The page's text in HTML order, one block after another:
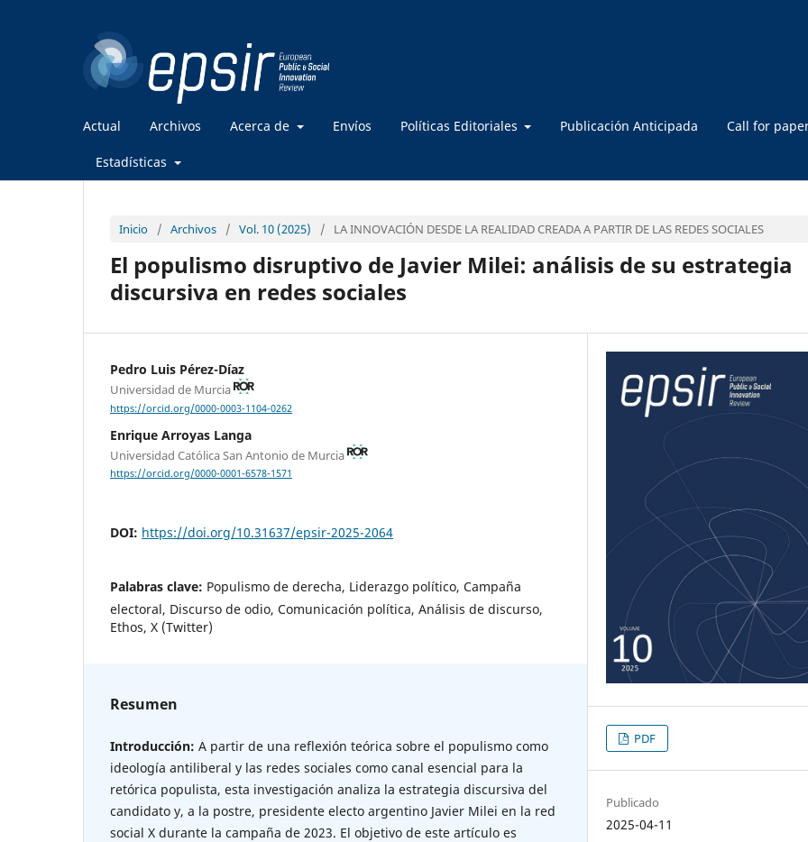
Actual Archivos Acerca de Envíos Políticas Editoriales Publicación Anticipada Call for
Estadísticas
Inicio / Archivos / Vol. 10 (2025) / LA INNOVACIÓN DESDE LA REALIDAD CREADA A PARTIR DE LAS REDES SOCIALES
El populismo disruptivo de Javier Milei: análisis de su estrategia
discursiva en redes sociales
Pedro Luis Pérez-Díaz
Universidad de Murcia
https://orcid.org/0000-0003-1104-0262
Enrique Arroyas Langa
Universidad Católica San Antonio de Murcia
https://orcid.org/0000-0001-6578-1571
DOI: https://doi.org/10.31637/epsir-2025-2064
Palabras clave: Populismo de derecha, Liderazgo político, Campaña
electoral, Discurso de odio, Comunicación política, Análisis de discurso,
Ethos, X (Twitter)
Resumen
Introducción: A partir de una reflexión teórica sobre el populismo como
ideología antiliberal y las redes sociales como canal esencial para la
retórica populista, esta investigación analiza la estrategia discursiva del
candidato y, a la postre, presidente electo argentino Javier Milei en la red
social X durante la campaña de 2023. El objetivo de este artículo es
PDF
Publicado
2025-04-11